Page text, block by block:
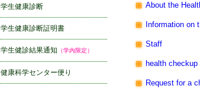
About the
Information on
Staff
health checkup
Request for a
学生健康診断
学生健康診断証明書
学生健診結果通知 （学内限定）
健康科学センター便り